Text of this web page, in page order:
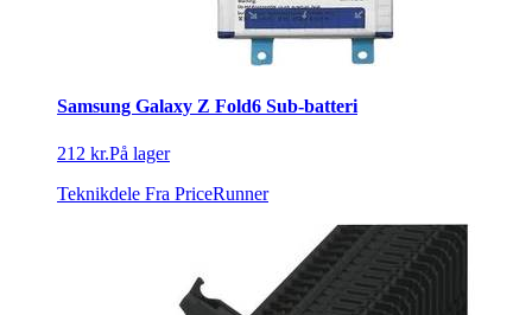
Samsung Galaxy Z Fold6 Sub-batteri
212 kr.På lager
Teknikdele Fra PriceRunner